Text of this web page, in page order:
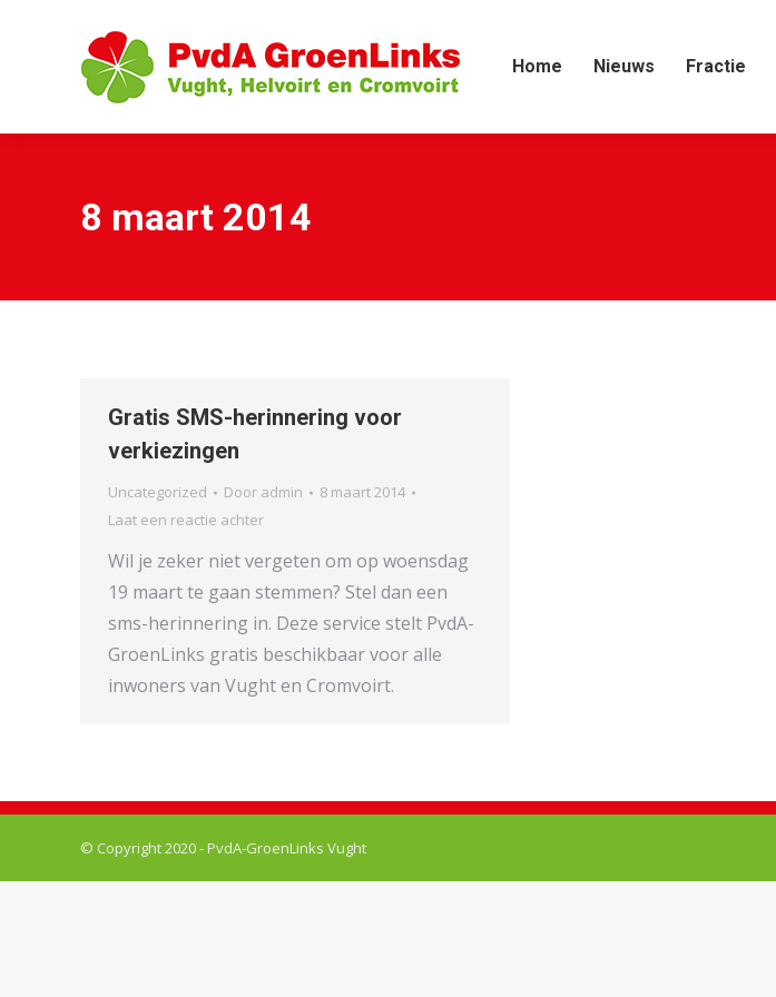
Home Nieuws Fractie
8 maart 2014
Gratis SMS-herinnering voor
verkiezingen
Uncategorized Door admin
8 maart 2014
Laat een reactie achter
Wil je zeker niet vergeten om op woensdag
19 maart te gaan stemmen? Stel dan een
sms-herinnering in. Deze service stelt PvdA-
GroenLinks gratis beschikbaar voor alle
inwoners van Vught en Cromvoirt.
© Copyright 2020 - PvdA-GroenLinks Vught